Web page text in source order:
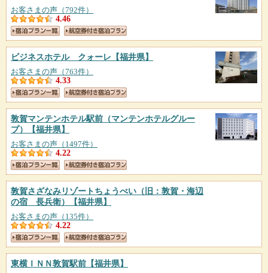
お客さまの声（792件）
4.46
ビジネスホテル クォーレ 【福井県】
お客さまの声（763件）
4.33
敦賀マンテンホテル駅前（マンテンホテルグルー
プ）
【福井県】
お客さまの声（1497件）
4.22
敦賀さざなみリゾートちょうべい（旧：敦賀・海辺
の宿 長兵衛）
【福井県】
お客さまの声（135件）
4.22
東横ＩＮＮ敦賀駅前 【福井県】